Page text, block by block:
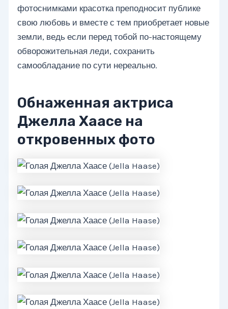
фотоснимками красотка преподносит публике
свою любовь и вместе с тем приобретает новые
земли, ведь если перед тобой по-настоящему
обворожительная леди, сохранить
самообладание по сути нереально.
Обнаженная актриса
Джелла Хаасе на
откровенных фото